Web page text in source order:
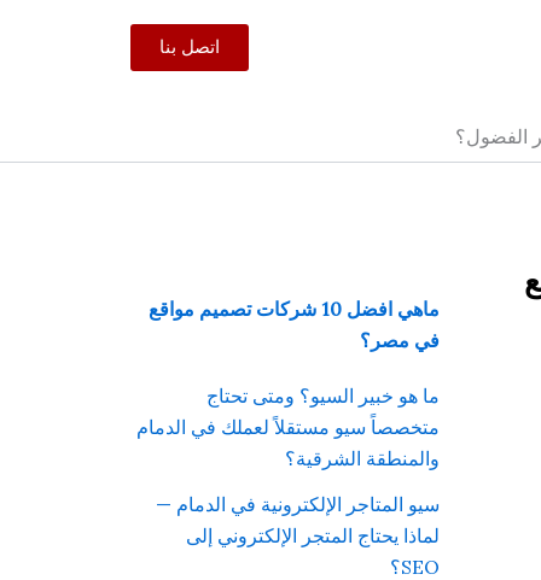
اتصل بنا
ماهي افضل 10 شركات تصميم مواقع
في مصر؟
ما هو خبير السيو؟ ومتى تحتاج
متخصصاً سيو مستقلاً لعملك في الدمام
والمنطقة الشرقية؟
سيو المتاجر الإلكترونية في الدمام —
لماذا يحتاج المتجر الإلكتروني إلى
SEO؟